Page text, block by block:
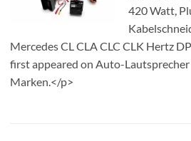
420 Watt,
Mercedes CL CLA CLC CLK Hertz
first appeared on Auto-Lautsprecher
Marken.</p>